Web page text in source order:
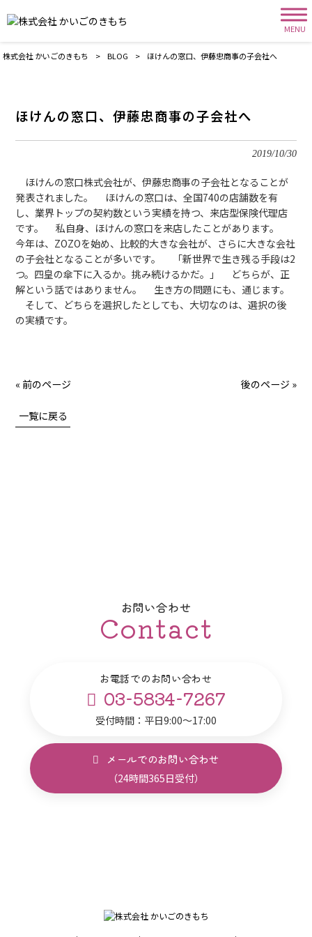
MENU
株式会社 かいごのきもち > BLOG > ほけんの窓口、伊藤忠商事の子会社へ
ほけんの窓口、伊藤忠商事の子会社へ
2019/10/30
ほけんの窓口株式会社が、伊藤忠商事の子会社となることが
発表されました。 ほけんの窓口は、全国740の店舗数を有
し、業界トップの契約数という実績を持つ、来店型保険代理店
です。 私自身、ほけんの窓口を来店したことがあります。
今年は、ZOZOを始め、比較的大きな会社が、さらに大きな会社
の子会社となることが多いです。 「新世界で生き残る手段は2
つ。四皇の傘下に入るか。挑み続けるかだ。」 どちらが、正
解という話ではありません。 生き方の問題にも、通じます。
そして、どちらを選択したとしても、大切なのは、選択の後
の実績です。
« 前のページ 後のページ »
一覧に戻る
お問い合わせ
Contact
お電話でのお問い合わせ
03-5834-7267
受付時間：平日9:00～17:00
メールでのお問い合わせ
（24時間365日受付）